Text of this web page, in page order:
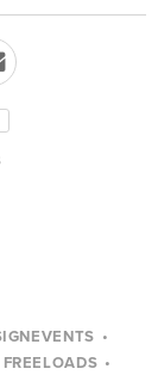
FREELOADS